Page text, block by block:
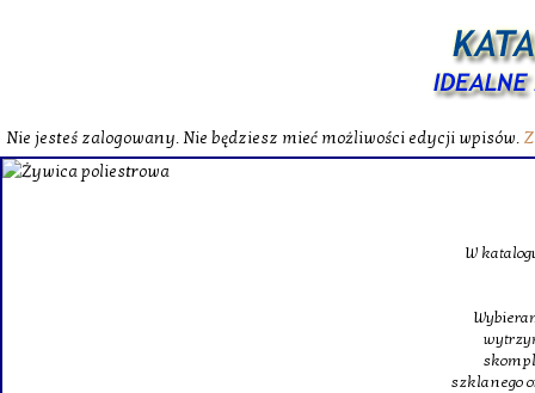
Nie jesteś zalogowany. Nie będziesz mieć możliwości edycji wpisów.
W
szklanego